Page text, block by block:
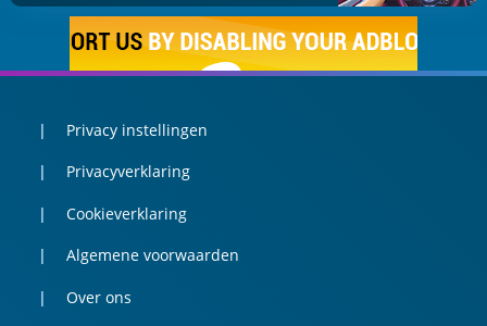
Privacy instellingen
Privacyverklaring
Cookieverklaring
Algemene voorwaarden
Over ons